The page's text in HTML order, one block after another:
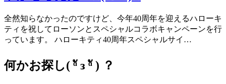
全然知らなかったのですけど、今年40周年を迎えるハローキ
ティを祝してローソンとスペシャルコラボキャンペーンを行
っています。 ハローキティ40周年スペシャルサイ…
何かお探し( ᵅั ᴈ ᵅั ) ？